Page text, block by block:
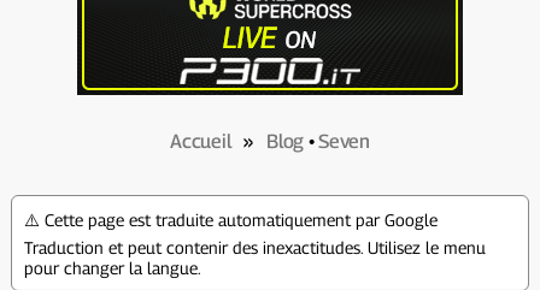
Accueil» Blog •Seven
⚠️ Cette page est traduite automatiquement par Google
Traduction et peut contenir des inexactitudes. Utilisez le menu
pour changer la langue.